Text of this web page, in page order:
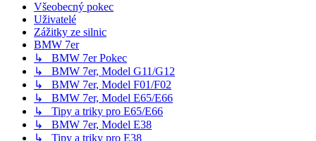
Všeobecný pokec
Uživatelé
Zážitky ze silnic
BMW 7er
↳ BMW 7er Pokec
↳ BMW 7er, Model G11/G12
↳ BMW 7er, Model F01/F02
↳ BMW 7er, Model E65/E66
↳ Tipy a triky pro E65/E66
↳ BMW 7er, Model E38
↳ Tipy a triky pro E38